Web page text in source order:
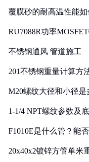
覆膜砂的耐高温性能如
RU7088R功率
不锈钢通风 管道施工
201不锈钢重量计算方
M20螺纹大径和小径是
1-1/4 NPT螺纹参数及
F1010E是什么管？能
20x40x2镀锌方管单米